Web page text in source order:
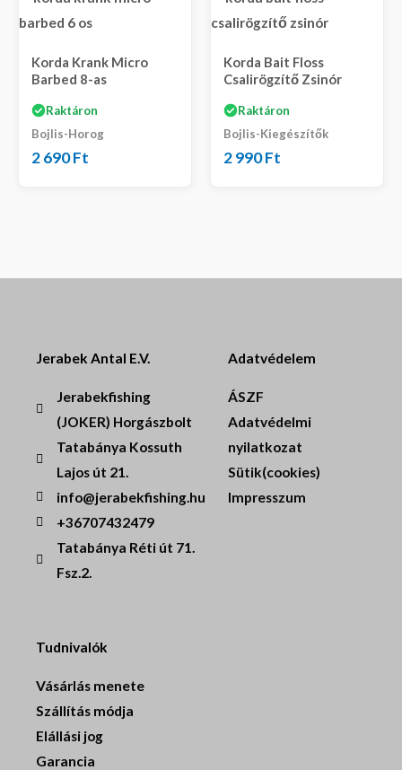
Korda Krank Micro
Barbed 8-as
Raktáron
Bojlis-Horog
2 690Ft
Korda Bait Floss
Csalirögzítő Zsinór
Raktáron
Bojlis-Kiegészítők
2 990Ft
Jerabek Antal E.V.
Jerabekfishing
(JOKER) Horgászbolt
Tatabánya Kossuth
Lajos út 21.
info@jerabekfishing.hu
+36707432479
Tatabánya Réti út 71.
Fsz.2.
Adatvédelem
ÁSZF
Adatvédelmi
nyilatkozat
Sütik(cookies)
Impresszum
Tudnivalók
Vásárlás menete
Szállítás módja
Elállási jog
Garancia